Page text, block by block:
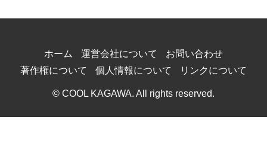
ホーム 運営会社について
お問い合わせ
著作権について
個人情報について リンクについて
© COOL KAGAWA. All rights reserved.